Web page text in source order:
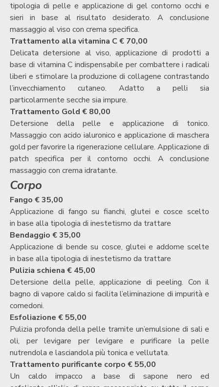
tipologia di pelle e applicazione di gel contorno occhi e
sieri in base al risultato desiderato.A conclusione
massaggio al viso con crema specifica.
Trattamento alla vitamina C € 70,00
Delicata detersione al viso, applicazione di prodotti a
base di vitamina C indispensabile per combattere i radicali
liberi e stimolare la produzione di collagene contrastando
l’invecchiamento cutaneo. Adatto a pelli sia
particolarmente secche sia impure.
Trattamento Gold € 80,00
Detersione della pelle e applicazione di tonico.
Massaggio con acido ialuronico e applicazione di maschera
gold per favorire la rigenerazione cellulare. Applicazione di
patch specifica per il contorno occhi. A conclusione
massaggio con crema idratante.
Corpo
Fango € 35,00
Applicazione di fango su fianchi, glutei e cosce scelto
in base alla tipologia di inestetismo da trattare
Bendaggio € 35,00
Applicazione di bende su cosce, glutei e addome scelte
in base alla tipologia di inestetismo da trattare
Pulizia schiena € 45,00
Detersione della pelle, applicazione dipeeling. Con il
bagno di vapore caldo si facilita l’eliminazione di impurità e
comedoni.
Esfoliazione € 55,00
Pulizia profonda della pelle tramite un’emulsione di sali e
oli, per levigare per levigare e purificare la pelle
nutrendola e lasciandola più tonica e vellutata.
Trattamento purificante corpo € 55,00
Un caldo impacco a base di sapone nero ed